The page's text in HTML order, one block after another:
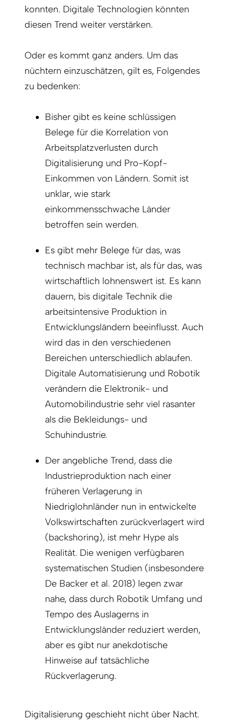
konnten. Digitale Technologien könnten
diesen Trend weiter verstärken.
Oder es kommt ganz anders. Um das
nüchtern einzuschätzen, gilt es, Folgendes
zu bedenken:
Bisher gibt es keine schlüssigen
Belege für die Korrelation von
Arbeitsplatzverlusten durch
Digitalisierung und Pro-Kopf-
Einkommen von Ländern. Somit ist
unklar, wie stark
einkommensschwache Länder
betroffen sein werden.
Es gibt mehr Belege für das, was
technisch machbar ist, als für das, was
wirtschaftlich lohnenswert ist. Es kann
dauern, bis digitale Technik die
arbeitsintensive Produktion in
Entwicklungsländern beeinflusst. Auch
wird das in den verschiedenen
Bereichen unterschiedlich ablaufen.
Digitale Automatisierung und Robotik
verändern die Elektronik- und
Automobilindustrie sehr viel rasanter
als die Bekleidungs- und
Schuhindustrie.
Der angebliche Trend, dass die
Industrieproduktion nach einer
früheren Verlagerung in
Niedriglohnländer nun in entwickelte
Volkswirtschaften zurückverlagert wird
(backshoring), ist mehr Hype als
Realität. Die wenigen verfügbaren
systematischen Studien (insbesondere
De Backer et al. 2018) legen zwar
nahe, dass durch Robotik Umfang und
Tempo des Auslagerns in
Entwicklungsländer reduziert werden,
aber es gibt nur anekdotische
Hinweise auf tatsächliche
Rückverlagerung.
Digitalisierung geschieht nicht über Nacht.